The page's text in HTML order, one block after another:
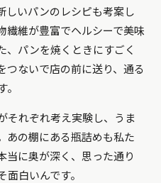
しいパンのレシピも考案し
繊維が豊富でヘルシーで美味
、パンを焼くときにすごく
つないで店の前に送り、通る
それぞれ考え実験し、うま
あの棚にある瓶詰めも私た
当に奥が深く、思った通り
白いんです。